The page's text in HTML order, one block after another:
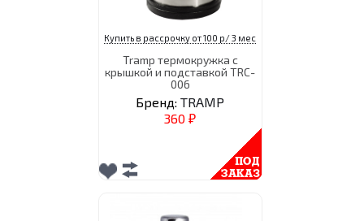
Купить в рассрочку от 100 р/ 3 мес
Tramp термокpужка с
крышкой и подставкой TRC-
006
Бренд: TRAMP
360 ₽